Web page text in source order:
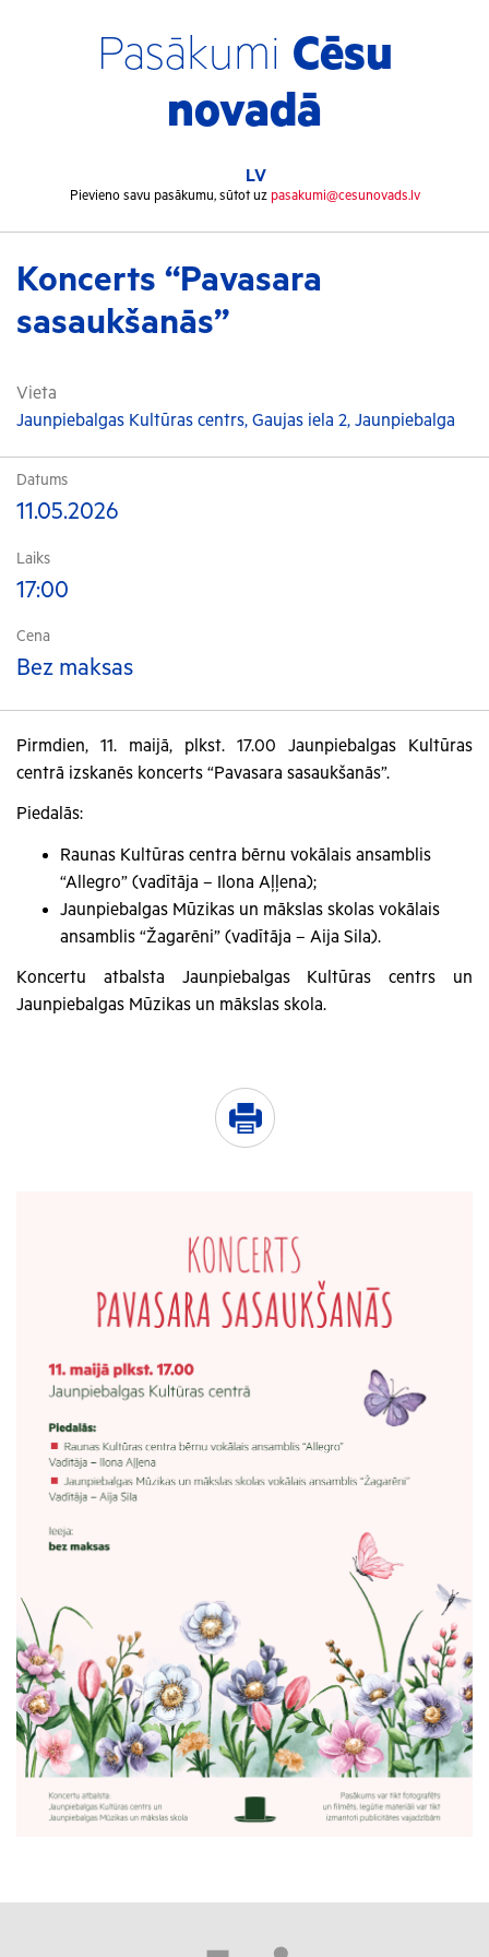
Pasākumi Cēsu
novadā
LV
Pievieno savu pasākumu, sūtot uz pasakumi@cesunovads.lv
Koncerts “Pavasara
sasaukšanās”
Vieta
Jaunpiebalgas Kultūras centrs, Gaujas iela 2, Jaunpiebalga
Datums
11.05.2026
Laiks
17:00
Cena
Bez maksas
Pirmdien, 11. maijā, plkst. 17.00 Jaunpiebalgas Kultūras
centrā izskanēs koncerts “Pavasara sasaukšanās”.
Piedalās:
Raunas Kultūras centra bērnu vokālais ansamblis
“Allegro” (vadītāja – Ilona Aļļena);
Jaunpiebalgas Mūzikas un mākslas skolas vokālais
ansamblis “Žagarēni” (vadītāja – Aija Sila).
Koncertu atbalsta Jaunpiebalgas Kultūras centrs un
Jaunpiebalgas Mūzikas un mākslas skola.